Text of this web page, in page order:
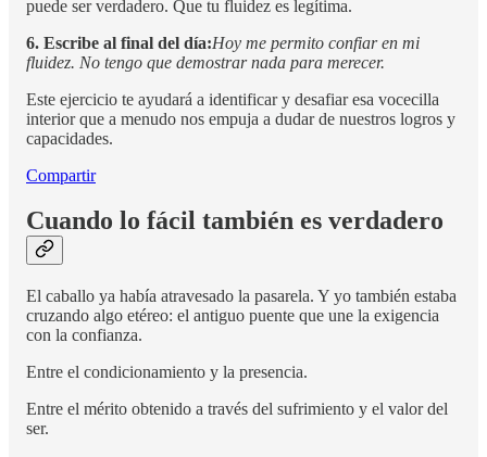
puede ser verdadero. Que tu fluidez es legítima.
6. Escribe al final del día:Hoy me permito confiar en mi
fluidez. No tengo que demostrar nada para merecer.
Este ejercicio te ayudará a identificar y desafiar esa vocecilla
interior que a menudo nos empuja a dudar de nuestros logros y
capacidades.
Compartir
Cuando lo fácil también es verdadero
El caballo ya había atravesado la pasarela. Y yo también estaba
cruzando algo etéreo: el antiguo puente que une la exigencia
con la confianza.
Entre el condicionamiento y la presencia.
Entre el mérito obtenido a través del sufrimiento y el valor del
ser.